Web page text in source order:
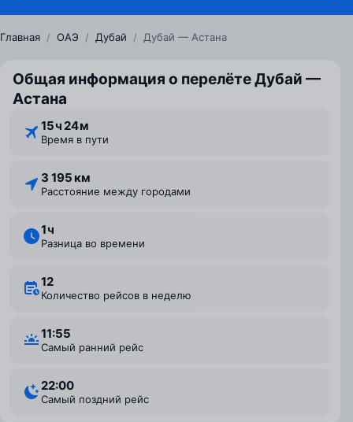
Главная / ОАЭ / Дубай / Дубай — Астана
Общая информация о перелёте Дубай —
Астана
15 ⁠ч 24 ⁠м
Время в пути
3 195 км
Расстояние между городами
1 ⁠ч
Разница во времени
12
Количество рейсов в неделю
11:55
Самый ранний рейс
22:00
Самый поздний рейс